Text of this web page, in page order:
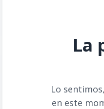
La
Lo
en este